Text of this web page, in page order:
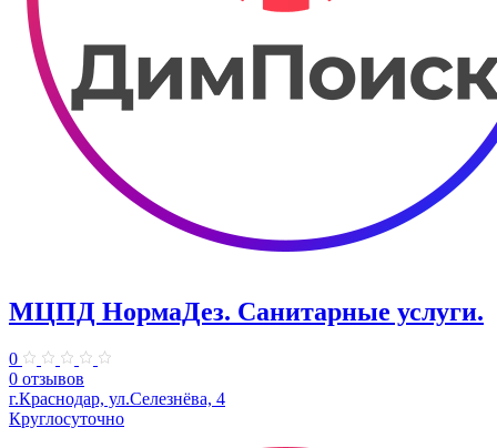
МЦПД НормаДез. Санитарные услуги.
0
0 отзывов
г.Краснодар, ул.Селезнёва, 4
Круглосуточно